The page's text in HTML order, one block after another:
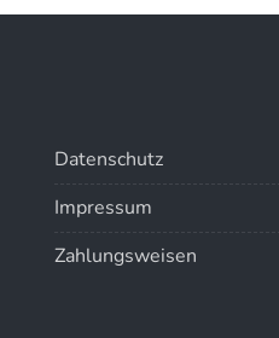
Datenschutz
Impressum
Zahlungsweisen